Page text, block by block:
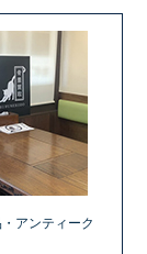
アンティーク